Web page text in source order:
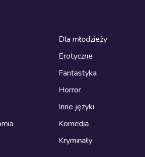
Dla młodzieży
Erotyczne
Fantastyka
Horror
Inne języki
Komedia
Kryminały